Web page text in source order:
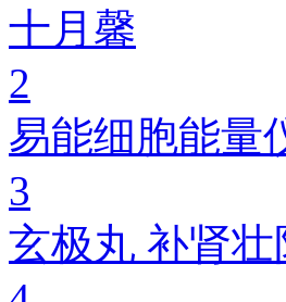
十月馨
2
易能细胞能量
3
玄极丸 补肾